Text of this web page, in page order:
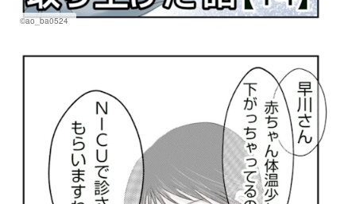
©ao_ba0524